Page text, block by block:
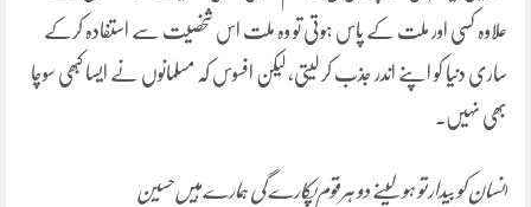
علاوہ کسی اور ملت کے پاس ہوتی تو وہ ملت اس شخصیت سے استفادہ کرکے
ساری دنیا کو اپنے اندر جذب کر لیتی، لیکن افسوس کہ مسلمانوں نے ایسا کبھی سوچا
بھی نہیں۔
انسان کو بیدار تو ہو لینے دو ہر قوم پکارے گی ہمارے ہیں حسین